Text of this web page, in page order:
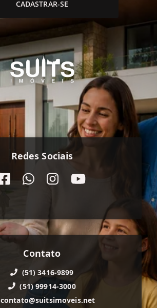
CADASTRAR-SE
Redes Sociais
Contato
(51) 3416-9899
(51) 99914-3000
contato@suitsimoveis.net